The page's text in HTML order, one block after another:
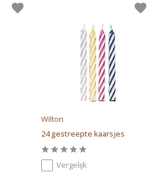
Wilton
24 gestreepte kaarsjes
Vergelijk